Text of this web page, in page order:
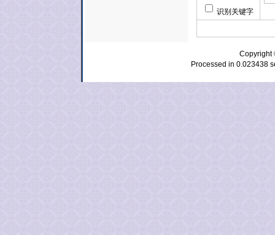
识别关键字
Processed in 0.023438